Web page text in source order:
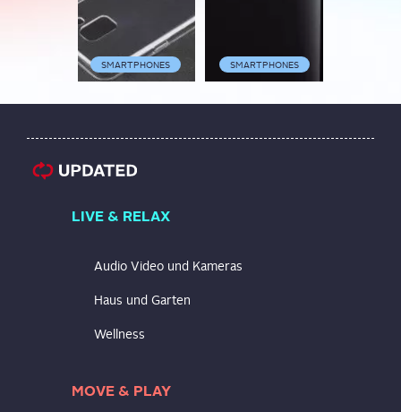
SMARTPHONES SMARTPHONES
LIVE & RELAX
Audio Video und Kameras
Haus und Garten
Wellness
MOVE & PLAY